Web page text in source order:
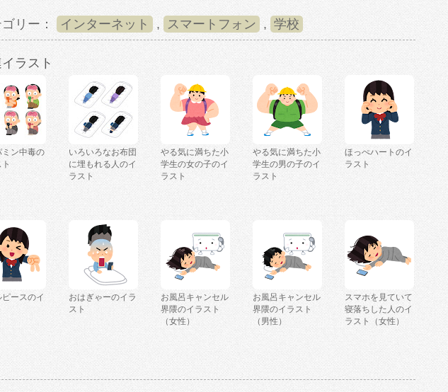
リー： インターネット , スマートフォン , 学校
ラスト
ミン中毒の
いろいろなお布団
に埋もれる人のイ
ラスト
やる気に満ちた小
学生の女の子のイ
ラスト
やる気に満ちた小
学生の男の子のイ
ラスト
ほっぺハートのイ
ラスト
ピースのイ
おはぎゃーのイラ
スト
お風呂キャンセル
界隈のイラスト
（女性）
お風呂キャンセル
界隈のイラスト
（男性）
スマホを見ていて
寝落ちした人のイ
ラスト（女性）